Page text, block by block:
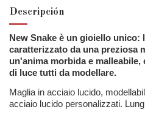
Descripción
New Snake è un gioiello unico:
caratterizzato da una preziosa
un'anima morbida e
di luce tutti da modellare.
Maglia in acciaio lucido,
acciaio lucido personalizzati.